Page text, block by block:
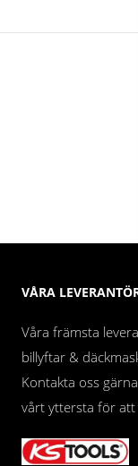
VÅRA
Våra främsta
billyftar &
Kontakta oss
vårt yttersta för att